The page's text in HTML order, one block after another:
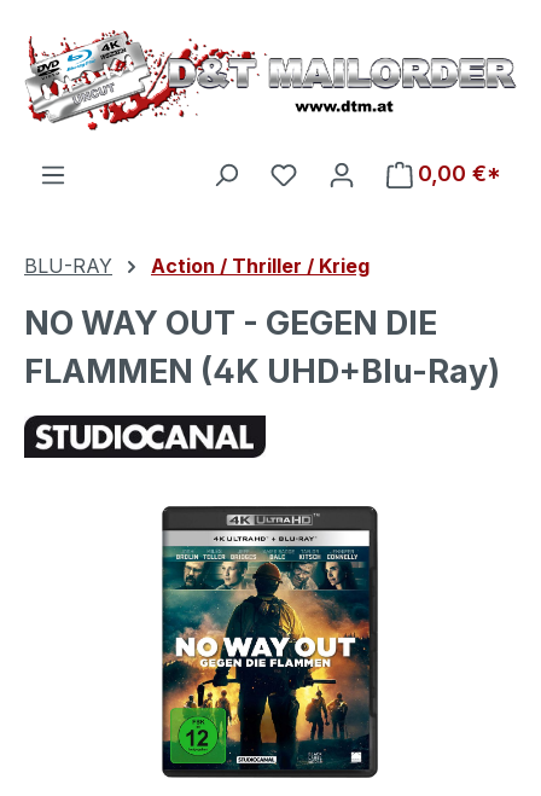
Zum Hauptinhalt springen
Du hast 0 Produkte auf
0,00 €*
BLU-RAY Action / Thriller / Krieg
NO WAY OUT - GEGEN DIE
FLAMMEN (4K UHD+Blu-Ray)
Bildergalerie überspringen